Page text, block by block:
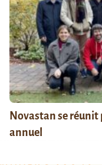
Novastan se réunit
annuel